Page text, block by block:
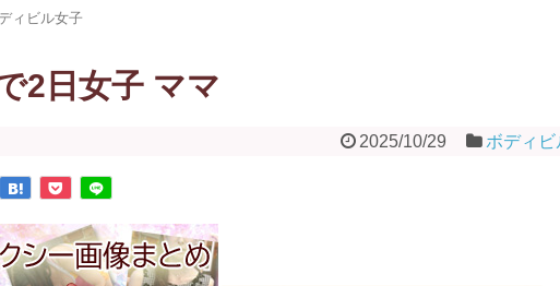
ィビル女子
2日女子 ママ
2025/10/29 ボディビ